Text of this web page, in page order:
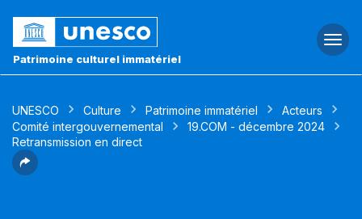
Patrimoine culturel immatériel
UNESCO Culture Patrimoine immatériel
Acteurs
Comité intergouvernemental
19.COM - décembre 2024
Retransmission en direct